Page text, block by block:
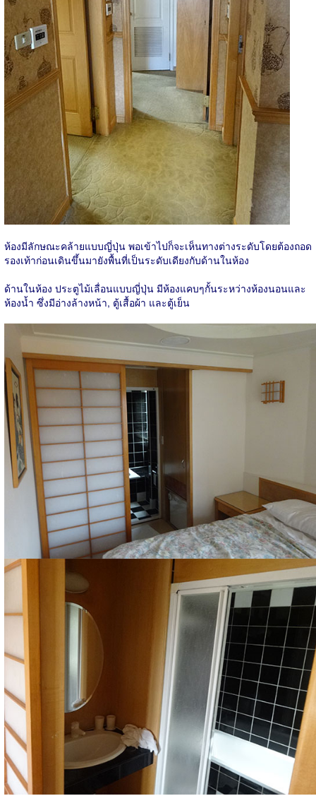
ห้องมีลักษณะคล้ายแบบญี่ปุ่น พอเข้าไปก็จะเห็นทางต่างระดับโดยต้องถอด
รองเท้าก่อนเดินขึ้นมายังพื้นที่เป็นระดับเดียงกับด้านในห้อง
ด้านในห้อง ประตูไม้เลื่อนแบบญี่ปุ่น มีห้องแคบๆกั้นระหว่างห้องนอนและ
ห้องน้ำ ซึ่งมีอ่างล้างหน้า, ตู้เสื้อผ้า และตู้เย็น